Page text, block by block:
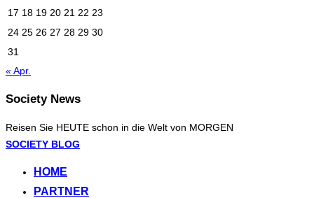
17 18 19 20 21 22 23
24 25 26 27 28 29 30
31
« Apr.
Society News
Reisen Sie HEUTE schon in die Welt von MORGEN
Zum
springen
SOCIETY BLOG
HOME
PARTNER